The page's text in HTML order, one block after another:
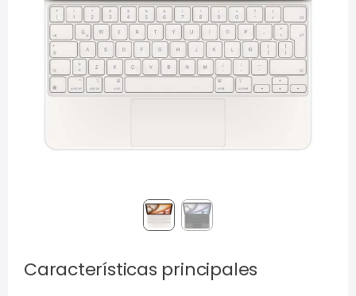
Características principales